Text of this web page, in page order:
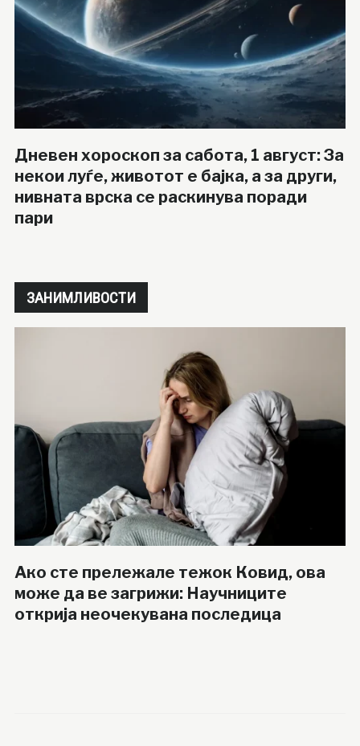
Дневен хороскоп за сабота, 1 август: За
некои луѓе, животот е бајка, а за други,
нивната врска се раскинува поради
пари
ЗАНИМЛИВОСТИ
Ако сте прележале тежок Ковид, ова
може да ве загрижи: Научниците
открија неочекувана последица